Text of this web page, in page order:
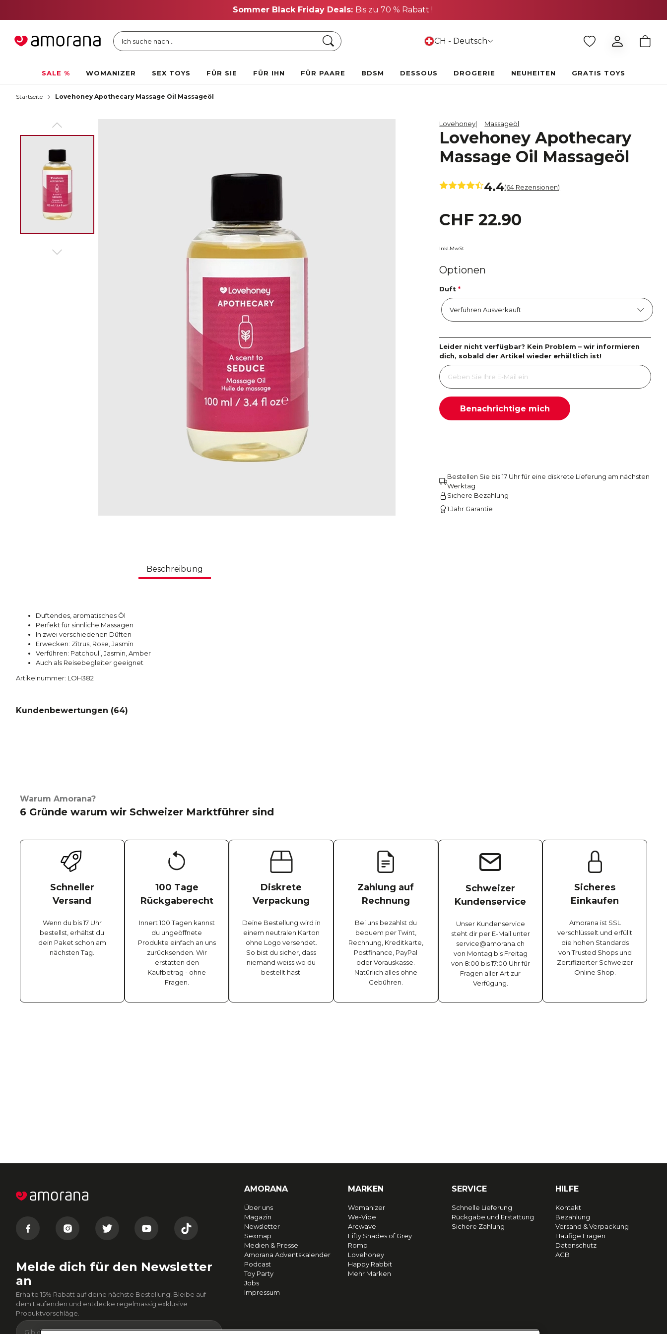
Sommer Black Friday Deals: Bis zu 70 % Rabatt !
Ich suche nach .. Suche CH - Deutsch
SALE % WOMANIZER SEX TOYS FÜR SIE FÜR IHN FÜR PAARE BDSM DESSOUS DROGERIE NEUHEITEN GRATIS TOYS
Startseite Lovehoney Apothecary Massage Oil Massageöl
Lovehoney Massageöl
Lovehoney Apothecary
Massage Oil Massageöl
4.4(64 Rezensionen)
CHF 22.90
Inkl.MwSt
Optionen
Duft*
Leider nicht verfügbar? Kein Problem – wir informieren
dich, sobald der Artikel wieder erhältlich ist!
Benachrichtige mich
Bestellen Sie bis 17 Uhr für eine diskrete Lieferung am nächsten
Werktag
Sichere Bezahlung
1 Jahr Garantie
Beschreibung
Duftendes, aromatisches Öl
Perfekt für sinnliche Massagen
In zwei verschiedenen Düften
Erwecken: Zitrus, Rose, Jasmin
Verführen: Patchouli, Jasmin, Amber
Auch als Reisebegleiter geeignet
Artikelnummer: LOH382
Kundenbewertungen (64)
Warum Amorana?
6 Gründe warum wir Schweizer Marktführer sind
Schneller
Versand
Wenn du bis 17 Uhr
bestellst, erhältst du
dein Paket schon am
nächsten Tag.
100 Tage
Rückgaberecht
Innert 100 Tagen kannst
du ungeöffnete
Produkte einfach an uns
zurücksenden. Wir
erstatten den
Kaufbetrag - ohne
Fragen.
Diskrete
Verpackung
Deine Bestellung wird in
einem neutralen Karton
ohne Logo versendet.
So bist du sicher, dass
niemand weiss wo du
bestellt hast.
Zahlung auf
Rechnung
Bei uns bezahlst du
bequem per Twint,
Rechnung, Kreditkarte,
Postfinance, PayPal
oder Vorauskasse.
Natürlich alles ohne
Gebühren.
Schweizer
Kundenservice
Unser Kundenservice
steht dir per E-Mail unter
service@amorana.ch
von Montag bis Freitag
von 8:00 bis 17:00 Uhr für
Fragen aller Art zur
Verfügung.
Sicheres
Einkaufen
Amorana ist SSL
verschlüsselt und erfüllt
die hohen Standards
von Trusted Shops und
Zertifizierter Schweizer
Online Shop.
Melde dich für den Newsletter
an
Erhalte 15% Rabatt auf deine nächste Bestellung! Bleibe auf
dem Laufenden und entdecke regelmässig exklusive
Produktvorschläge.
AMORANA
Über uns
Magazin
Newsletter
Sexmap
Medien & Presse
Amorana Adventskalender
Podcast
Toy Party
Jobs
Impressum
MARKEN
Womanizer
We-Vibe
Arcwave
Fifty Shades of Grey
Romp
Lovehoney
Happy Rabbit
Mehr Marken
SERVICE
Schnelle Lieferung
Rückgabe und Erstattung
Sichere Zahlung
HILFE
Kontakt
Bezahlung
Versand & Verpackung
Häufige Fragen
Datenschutz
AGB